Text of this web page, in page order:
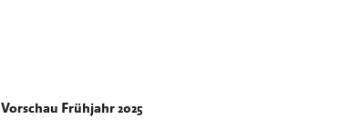
Vorschau Frühjahr 2025